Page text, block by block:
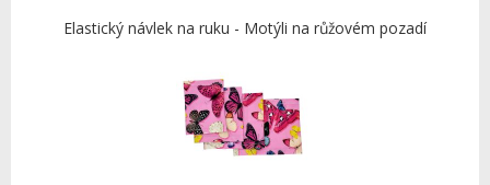
Elastický návlek na ruku - Motýli na růžovém pozadí